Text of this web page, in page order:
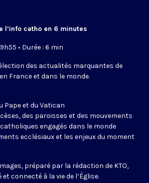
l’info catho en 6 minutes
• Durée : 6 min
des actualités marquantes de
France et dans le monde.
Pape et du Vatican
des paroisses et des mouvements
engagés dans le monde
ecclésiaux et les enjeux du moment
préparé par la rédaction de KTO,
connecté à la vie de l’Église.